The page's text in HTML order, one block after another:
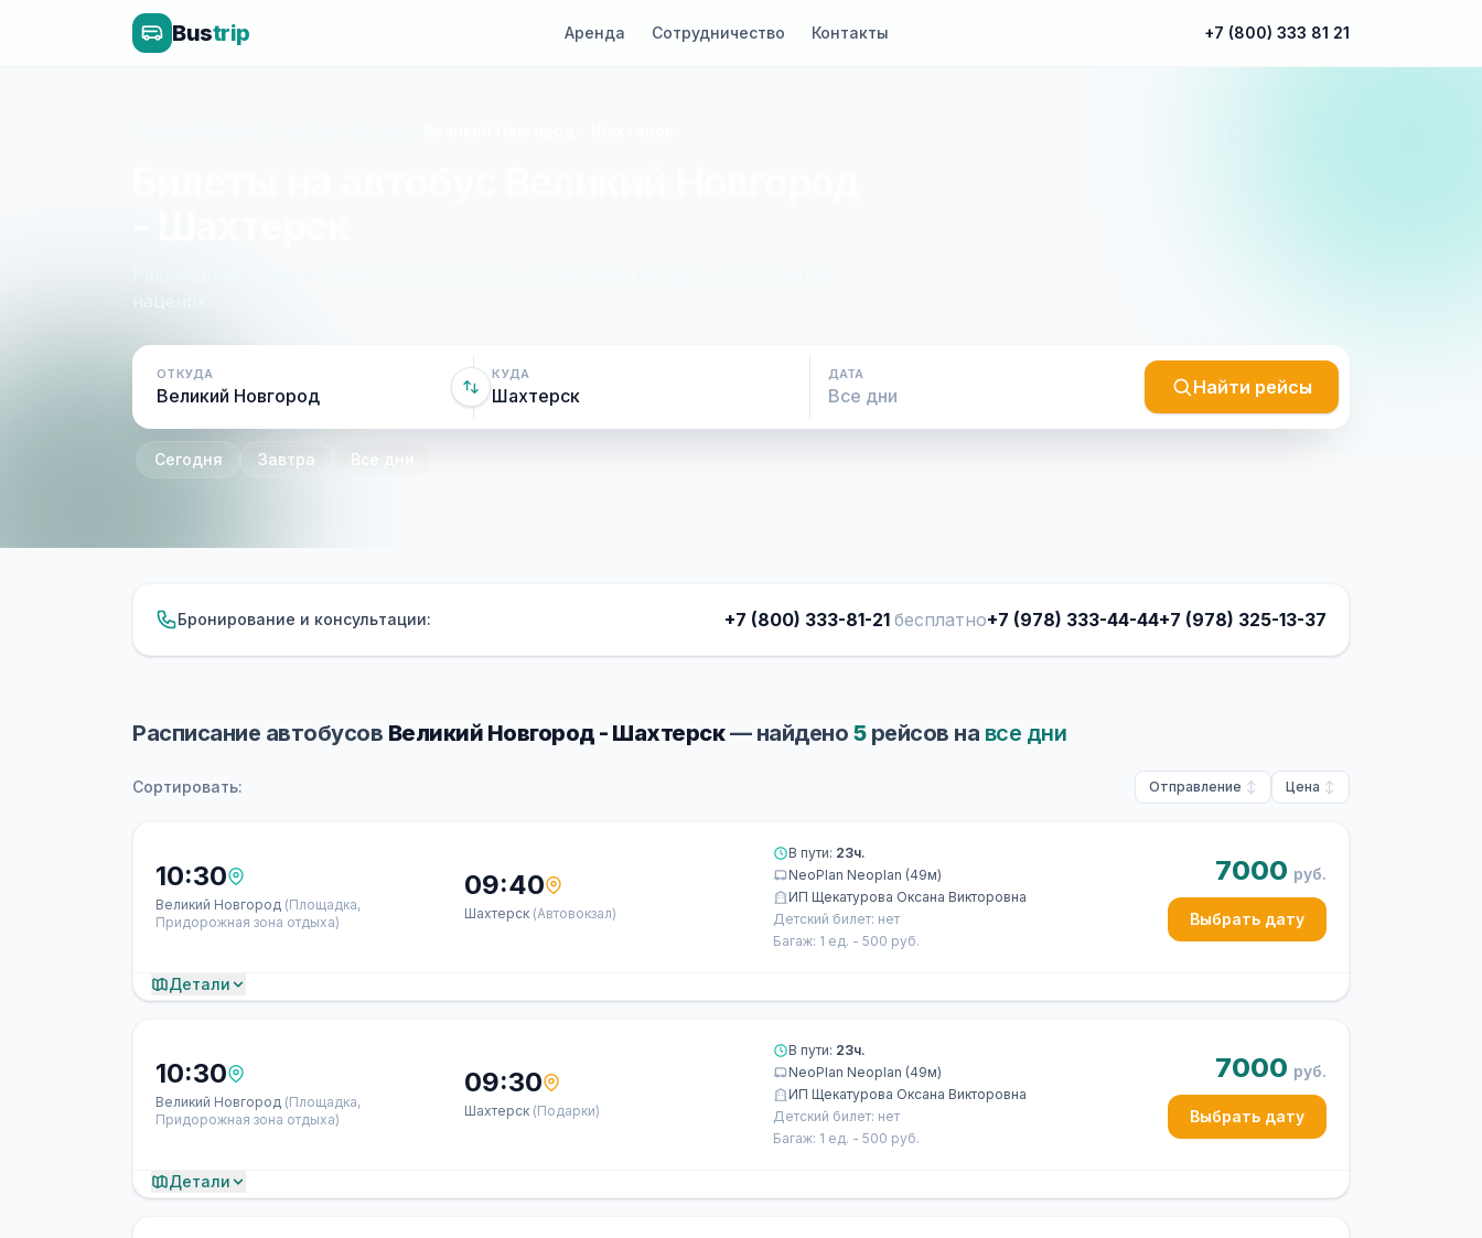
Bustrip Аренда Сотрудничество Контакты +7 (800) 333 81 21
ОТКУДА КУДА ДАТА
Найти рейсы
Сегодня Завтра Все дни
Бронирование и консультации: +7 (800) 333-81-21 бесплатно+7 (978) 333-44-44+7 (978) 325-13-37
Расписание автобусов Великий Новгород - Шахтерск— найдено 5рейсов на все дни
Сортировать: Отправление Цена
10:30
Великий Новгород (Площадка,
Придорожная зона отдыха)
09:40
Шахтерск (Автовокзал)
В пути: 23ч.
NeoPlan Neoplan (49м)
ИП Щекатурова Оксана Викторовна
Детский билет: нет
Багаж: 1 ед. - 500 руб.
7000 руб.
Выбрать дату
Детали
10:30
Великий Новгород (Площадка,
Придорожная зона отдыха)
09:30
Шахтерск (Подарки)
В пути: 23ч.
NeoPlan Neoplan (49м)
ИП Щекатурова Оксана Викторовна
Детский билет: нет
Багаж: 1 ед. - 500 руб.
7000 руб.
Выбрать дату
Детали